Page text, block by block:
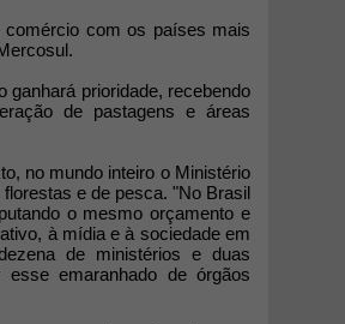
comércio com os países mais
ganhará prioridade, recebendo
de pastagens e áreas
no mundo inteiro o Ministério
e de pesca. "No Brasil
o mesmo orçamento e
à mídia e à sociedade em
de ministérios e duas
emaranhado de órgãos